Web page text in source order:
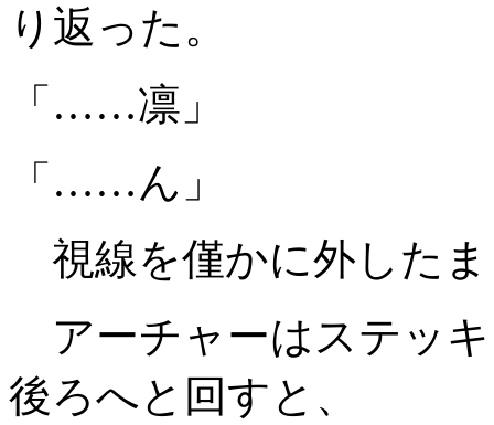
り返った。
「……凛」
「……ん」
視線を僅かに外した
アーチャーはステッ
後ろへと回すと、